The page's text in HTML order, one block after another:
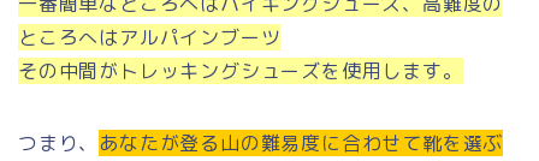
ところへはアルパインブーツ
その中間がトレッキングシューズを使用します。
つまり、 あなたが登る山の難易度に合わせて靴を選ぶ